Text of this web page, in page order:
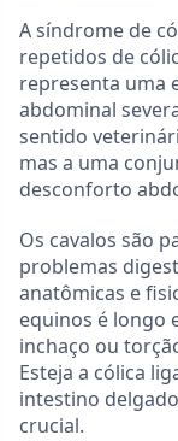
A síndrome de
repetidos de
representa uma
abdominal
sentido
mas a uma
desconforto
Os cavalos são
problemas
anatômicas e
equinos é longo
inchaço ou
Esteja a cólica
intestino
crucial.